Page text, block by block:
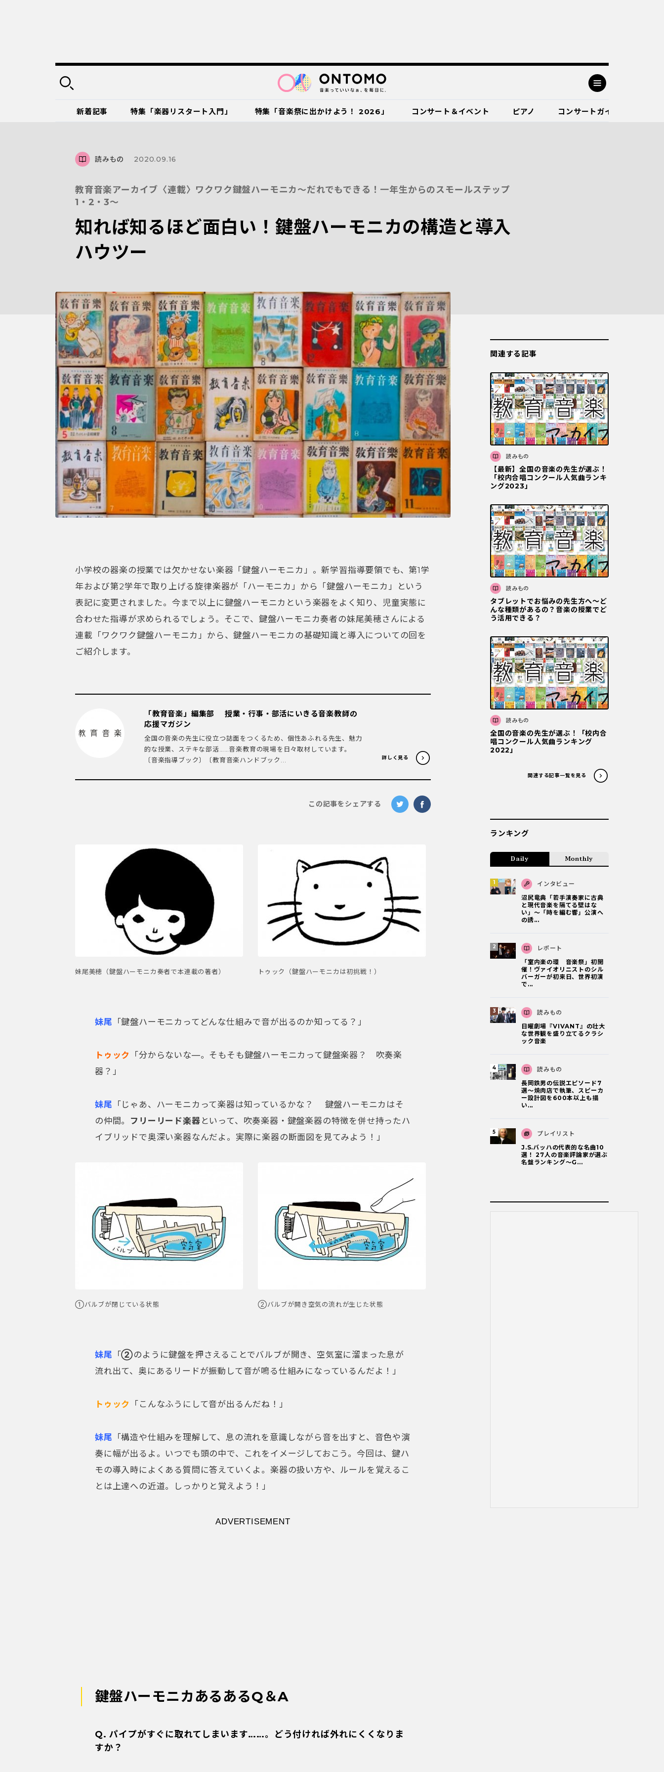
新着記事 特集「楽器リスタート入門」 特集「音楽祭に出かけよう！ 2026」 コンサート＆イベント ピアノ コンサートガイド
読みもの 2020.09.16
教育音楽アーカイブ〈連載〉ワクワク鍵盤ハーモニカ～だれでもできる！一年生からのスモールステップ
1・2・3～
知れば知るほど面白い！鍵盤ハーモニカの構造と導入
ハウツー
小学校の器楽の授業では欠かせない楽器「鍵盤ハーモニカ」。新学習指導要領でも、第1学
年および第2学年で取り上げる旋律楽器が「ハーモニカ」から「鍵盤ハーモニカ」という
表記に変更されました。今まで以上に鍵盤ハーモニカという楽器をよく知り、児童実態に
合わせた指導が求められるでしょう。そこで、鍵盤ハーモニカ奏者の妹尾美穂さんによる
連載「ワクワク鍵盤ハーモニカ」から、鍵盤ハーモニカの基礎知識と導入についての回を
ご紹介します。
「教育音楽」編集部 授業・行事・部活にいきる音楽教師の
応援マガジン
全国の音楽の先生に役立つ誌面をつくるため、個性あふれる先生、魅力
的な授業、ステキな部活……音楽教育の現場を日々取材しています。
〔音楽指導ブック〕〔教育音楽ハンドブック...
詳しく見る
この記事をシェアする
妹尾美穂（鍵盤ハーモニカ奏者で本連載の著者） トゥック（鍵盤ハーモニカは初挑戦！）
妹尾 「鍵盤ハーモニカってどんな仕組みで音が出るのか知ってる？」
トゥック
「分からないな―。そもそも鍵盤ハーモニカって鍵盤楽器？ 吹奏楽
器？」
妹尾 「じゃあ、ハーモニカって楽器は知っているかな？ 鍵盤ハーモニカはそ
の仲間。 フリーリード楽器 といって、吹奏楽器・鍵盤楽器の特徴を併せ持ったハ
イブリッドで奥深い楽器なんだよ。実際に楽器の断面図を見てみよう！」
①バルブが閉じている状態 ②バルブが開き空気の流れが生じた状態
妹尾 「②のように鍵盤を押さえることでバルブが開き、空気室に溜まった息が
流れ出て、奥にあるリードが振動して音が鳴る仕組みになっているんだよ！」
トゥック 「こんなふうにして音が出るんだね！」
妹尾 「構造や仕組みを理解して、息の流れを意識しながら音を出すと、音色や演
奏に幅が出るよ。いつでも頭の中で、これをイメージしておこう。今回は、鍵ハ
モの導入時によくある質問に答えていくよ。楽器の扱い方や、ルールを覚えるこ
とは上達への近道。しっかりと覚えよう！」
ADVERTISEMENT
鍵盤ハーモニカあるあるQ＆A
Q. パイプがすぐに取れてしまいます……。どう付ければ外れにくくなりま
すか？
関連する記事
読みもの
【最新】全国の音楽の先生が選ぶ！
「校内合唱コンクール人気曲ランキ
ング2023」
読みもの
タブレットでお悩みの先生方へ～ど
んな種類があるの？音楽の授業でど
う活用できる？
読みもの
全国の音楽の先生が選ぶ！「校内合
唱コンクール人気曲ランキング
2022」
関連する記事一覧を見る
ランキング
Daily Monthly
インタビュー
沼尻竜典「若手演奏家に古典
と現代音楽を隔てる壁はな
い」～「時を編む響」公演へ
の誘...
レポート
「室内楽の環 音楽祭」初開
催！ヴァイオリニストのシル
バーガーが初来日、世界初演
で...
読みもの
日曜劇場『VIVANT』の壮大
な世界観を盛り立てるクラシ
ック音楽
読みもの
長岡鉄男の伝説エピソード7
選〜焼肉店で執筆、スピーカ
ー設計図を600本以上も描
い...
プレイリスト
J.S.バッハの代表的な名曲10
選！ 27人の音楽評論家が選ぶ
名盤ランキング〜G...